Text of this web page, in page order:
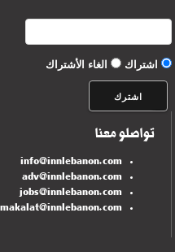
اشتراك الغاء الأشتراك
تواصلو معنا
info@innlebanon.com
adv@innlebanon.com
jobs@innlebanon.com
makalat@innlebanon.com